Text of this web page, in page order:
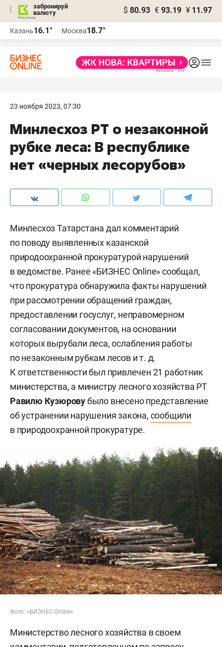
забронируй
валюту
$ 80.93 € 93.19 ¥ 11.97
Казань16.1° Москва18.7°
23 ноября 2023, 07:30
Минлесхоз РТ о незаконной
рубке леса: В республике
нет «черных лесорубов»
Минлесхоз Татарстана дал комментарий
по поводу выявленных казанской
природоохранной прокуратурой нарушений
в ведомстве. Ранее «БИЗНЕС Online» сообщал,
что прокуратура обнаружила факты нарушений
при рассмотрении обращений граждан,
предоставлении госуслуг, неправомерном
согласовании документов, на основании
которых вырубали леса, ослабления работы
по незаконным рубкам лесов и т. д.
К ответственности был привлечен 21 работник
министерства, а министру лесного хозяйства РТ
Равилю Кузюровубыло внесено представление
об устранении нарушения закона, сообщили
в природоохранной прокуратуре.
Фото: «БИЗНЕС Online»
Министерство лесного хозяйства в своем